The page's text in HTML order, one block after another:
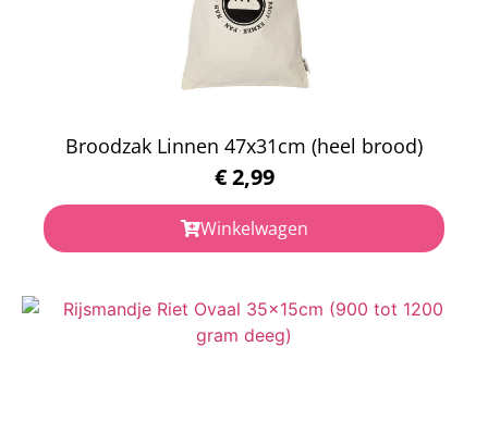
Broodzak Linnen 47x31cm (heel brood)
€2,99
Winkelwagen